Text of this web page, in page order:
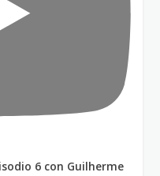
6 con Guilherme